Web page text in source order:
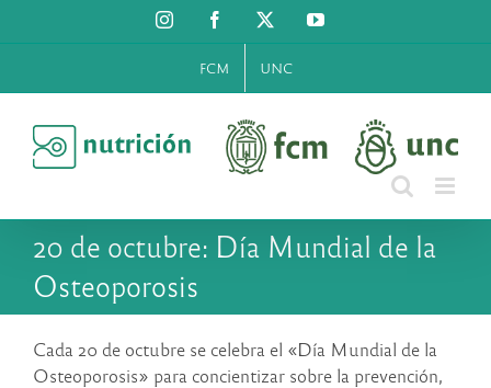
al
InstagramFacebook YouTube
FCM UNC
20 de octubre: Día Mundial de la
Osteoporosis
Cada 20 de octubre se celebra el «Día Mundial de la
Osteoporosis» para concientizar sobre la prevención,